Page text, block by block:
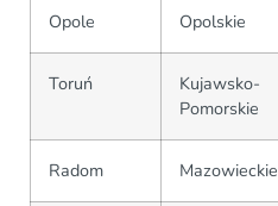
Opole Opolskie
Toruń
Kujawsko-
Pomorskie
Radom Mazowieckie